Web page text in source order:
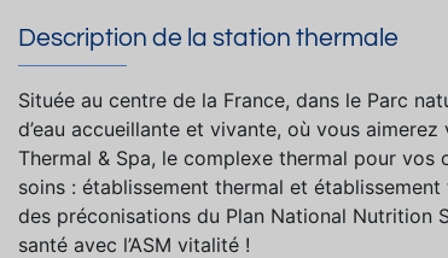
Description de la station thermale
Située au centre de la France, dans le Parc
d’eau accueillante et vivante, où vous
Thermal & Spa, le complexe thermal pour
soins : établissement thermal et
des préconisations du Plan National Nutrition
santé avec l’ASM vitalité !